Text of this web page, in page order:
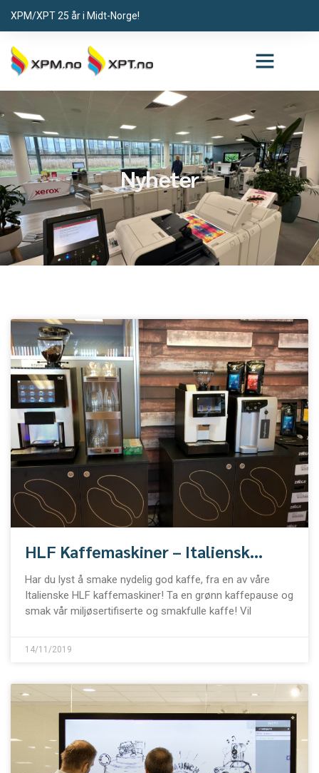
XPM/XPT 25 år i Midt-Norge!
Nyheter
HLF Kaffemaskiner – Italiensk
kvalitet – Grønn kaffepause!
Har du lyst å smake nydelig god kaffe, fra en av våre
Italienske HLF kaffemaskiner! Ta en grønn kaffepause og
smak vår miljøsertifiserte og smakfulle kaffe! Vil
14/11/2019